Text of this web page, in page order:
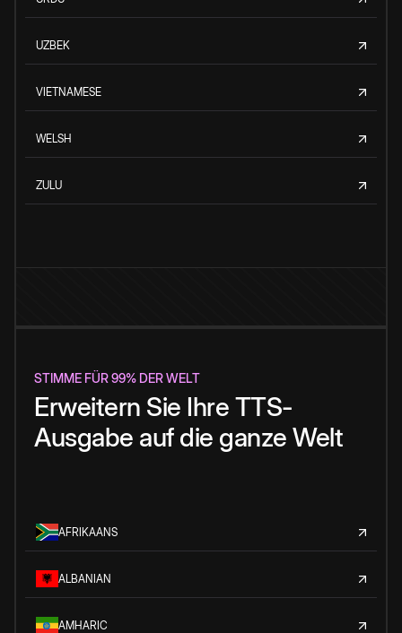
UZBEK
VIETNAMESE
WELSH
ZULU
STIMME FÜR 99% DER WELT
Erweitern Sie Ihre TTS-
Ausgabe auf die ganze Welt
AFRIKAANS
ALBANIAN
AMHARIC